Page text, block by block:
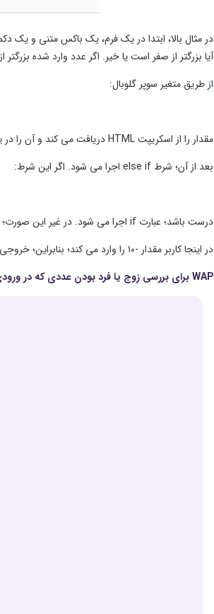
آیا بزرگتر از صفر است یا خیر. اگر عدد وارد شده
از طریق متغیر سوپر گلوبال:
مقدار را از اسکریپت HTML دریافت می کند و آن را در یک متغیر محلی (num$) ذخیره می کند که توسط کاربر دریافت می شود.
بعد از آن؛ شرط else if اجرا می شود. اگر این شرط:
درست باشد؛ عبارت if اجرا می شود. در غیر این صورت؛ عبارت مربوط به else اجرا می گردد.
در اینجا کاربر مقدار -۱۰ را وارد می کند؛ بنابراین؛ خروجی به این صورت به نمایش در می آید: -۱۰ یک عدد منفی است.
WAP برای بررسی زوج یا فرد بودن عددی که در ورودی داده شده است